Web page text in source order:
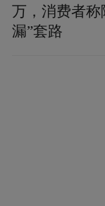
万，消费者称
漏”套路